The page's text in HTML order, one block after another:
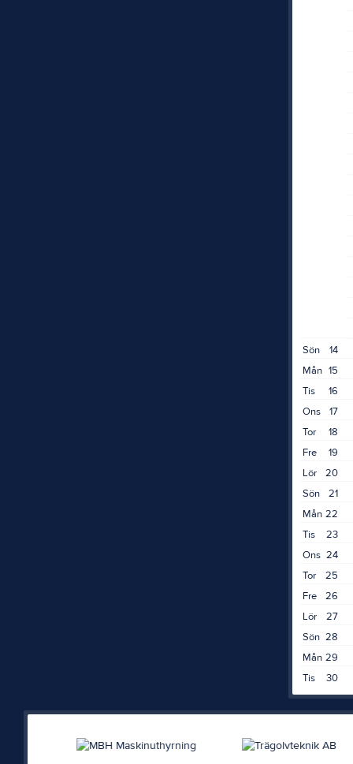
14
Sön
15
Mån
16
Tis
17
Ons
18
Tor
19
Fre
20
Lör
21
Sön
22
Mån
23
Tis
24
Ons
25
Tor
26
Fre
27
Lör
28
Sön
29
Mån
30
Tis